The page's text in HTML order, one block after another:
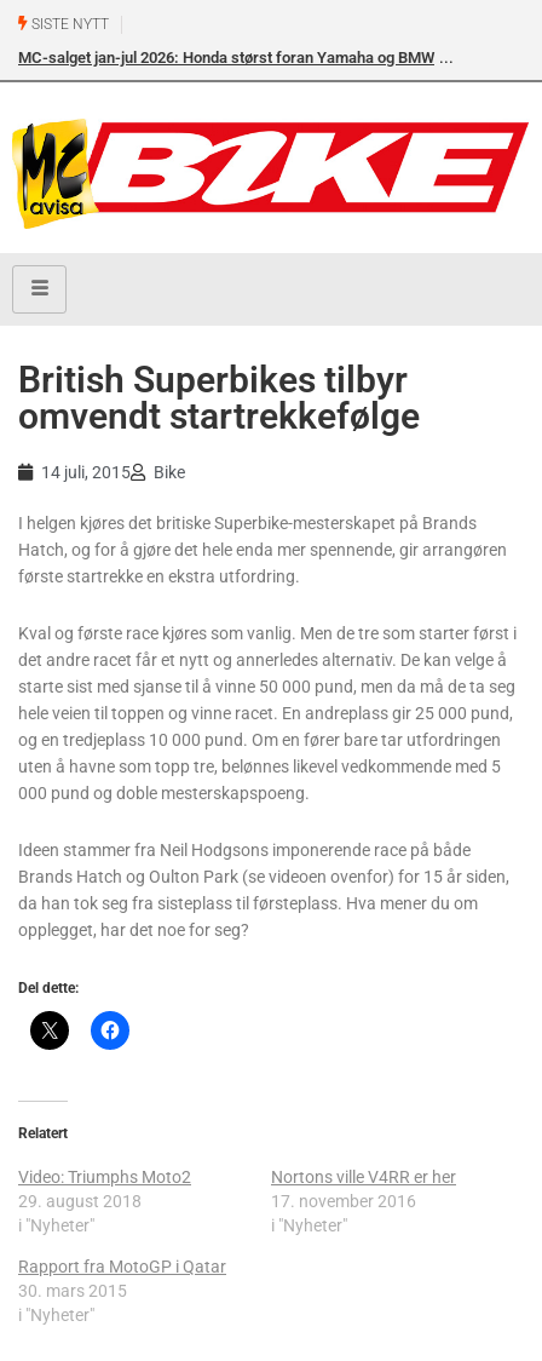
SISTE NYTT
MC-salget jan-jul 2026: Honda størst foran Yamaha og BMW
British Superbikes tilbyr
omvendt startrekkefølge
14 juli, 2015 Bike
I helgen kjøres det britiske Superbike-mesterskapet på Brands
Hatch, og for å gjøre det hele enda mer spennende, gir arrangøren
første startrekke en ekstra utfordring.
Kval og første race kjøres som vanlig. Men de tre som starter først i
det andre racet får et nytt og annerledes alternativ. De kan velge å
starte sist med sjanse til å vinne 50 000 pund, men da må de ta seg
hele veien til toppen og vinne racet. En andreplass gir 25 000 pund,
og en tredjeplass 10 000 pund. Om en fører bare tar utfordringen
uten å havne som topp tre, belønnes likevel vedkommende med 5
000 pund og doble mesterskapspoeng.
Ideen stammer fra Neil Hodgsons imponerende race på både
Brands Hatch og Oulton Park (se videoen ovenfor) for 15 år siden,
da han tok seg fra sisteplass til førsteplass. Hva mener du om
opplegget, har det noe for seg?
Del dette:
Relatert
Video: Triumphs Moto2
29. august 2018
i "Nyheter"
Nortons ville V4RR er her
17. november 2016
i "Nyheter"
Rapport fra MotoGP i Qatar
30. mars 2015
i "Nyheter"